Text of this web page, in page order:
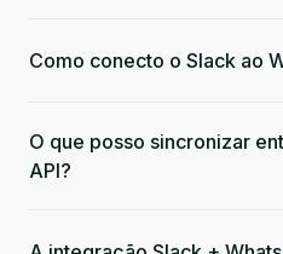
Como conecto o Slack ao
O que posso sincronizar
API?